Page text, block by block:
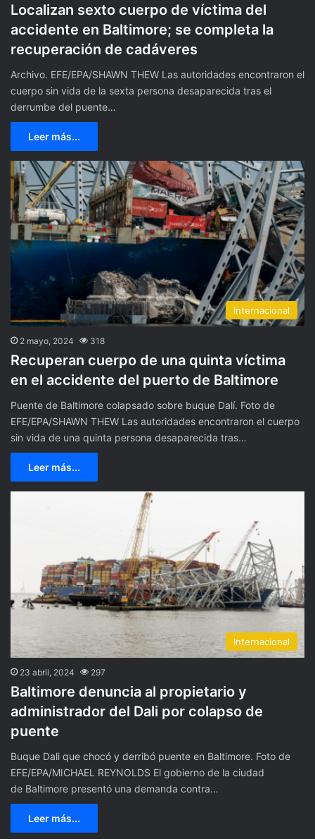
Localizan sexto cuerpo de víctima del
accidente en Baltimore; se completa la
recuperación de cadáveres
Archivo. EFE/EPA/SHAWN THEW Las autoridades encontraron el
cuerpo sin vida de la sexta persona desaparecida tras el
derrumbe del puente…
Leer más...
Internacional
2 mayo, 2024 318
Recuperan cuerpo de una quinta víctima
en el accidente del puerto de Baltimore
Puente de Baltimore colapsado sobre buque Dalí. Foto de
EFE/EPA/SHAWN THEW Las autoridades encontraron el cuerpo
sin vida de una quinta persona desaparecida tras…
Leer más...
Internacional
23 abril, 2024 297
Baltimore denuncia al propietario y
administrador del Dali por colapso de
puente
Buque Dali que chocó y derribó puente en Baltimore. Foto de
EFE/EPA/MICHAEL REYNOLDS El gobierno de la ciudad
de Baltimore presentó una demanda contra…
Leer más...